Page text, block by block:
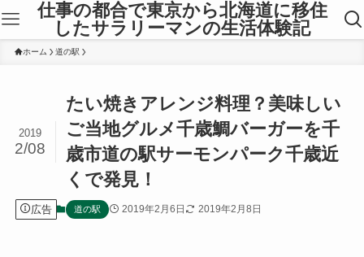
仕事の都合で東京から北海道に移住
したサラリーマンの生活体験記
ホーム 道の駅
たい焼きアレンジ料理？美味しい
ご当地グルメ千歳鯛バーガーを千
歳市道の駅サーモンパーク千歳近
くで発見！
2019
2/08
広告 道の駅 2019年2月6日 2019年2月8日